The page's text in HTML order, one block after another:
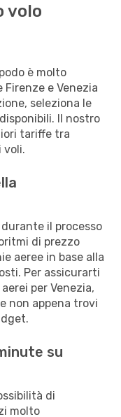
volo
è molto
e Venezia
seleziona le
Il nostro
tariffe tra
voli.
il processo
di prezzo
aeree in base alla
Per assicurarti
per Venezia,
non appena trovi
su
di
molto